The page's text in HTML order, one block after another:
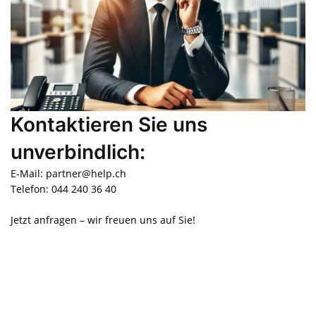
Kontaktieren Sie uns
unverbindlich:
E-Mail: partner@help.ch
Telefon: 044 240 36 40
Jetzt anfragen – wir freuen uns auf Sie!